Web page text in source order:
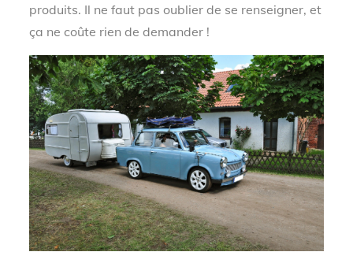
produits. Il ne faut pas oublier de se renseigner, et
ça ne coûte rien de demander !